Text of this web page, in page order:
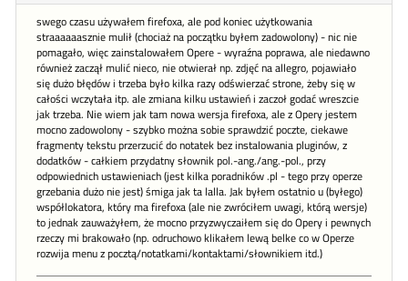
swego czasu używałem firefoxa, ale pod koniec użytkowania
straaaaaasznie mulił (chociaż na początku byłem zadowolony) - nic nie
pomagało, więc zainstalowałem Opere - wyraźna poprawa, ale niedawno
również zaczął mulić nieco, nie otwierał np. zdjęć na allegro, pojawiało
się dużo błędów i trzeba było kilka razy odświerzać strone, żeby się w
całości wczytała itp. ale zmiana kilku ustawień i zaczoł godać wreszcie
jak trzeba. Nie wiem jak tam nowa wersja firefoxa, ale z Opery jestem
mocno zadowolony - szybko można sobie sprawdzić poczte, ciekawe
fragmenty tekstu przerzucić do notatek bez instalowania pluginów, z
dodatków - całkiem przydatny słownik pol.-ang./ang.-pol., przy
odpowiednich ustawieniach (jest kilka poradników .pl - tego przy operze
grzebania dużo nie jest) śmiga jak ta lalla. Jak byłem ostatnio u (byłego)
współlokatora, który ma firefoxa (ale nie zwróciłem uwagi, którą wersje)
to jednak zauważyłem, że mocno przyzwyczaiłem się do Opery i pewnych
rzeczy mi brakowało (np. odruchowo klikałem lewą belke co w Operze
rozwija menu z pocztą/notatkami/kontaktami/słownikiem itd.)